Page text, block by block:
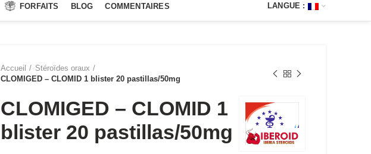
FORFAITS BLOG COMMENTAIRES LANGUE :
Accueil
Stéroïdes oraux
CLOMIGED – CLOMID 1 blister 20 pastillas/50mg
CLOMIGED – CLOMID 1
blister 20 pastillas/50mg